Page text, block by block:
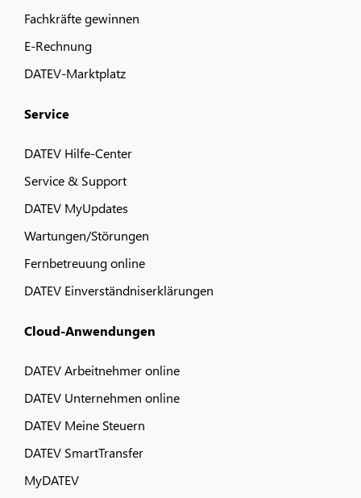
Fachkräfte gewinnen
E-Rechnung
DATEV-Marktplatz
Service
DATEV Hilfe-Center
Service & Support
DATEV MyUpdates
Wartungen/Störungen
Fernbetreuung online
DATEV Einverständniserklärungen
Cloud-Anwendungen
DATEV Arbeitnehmer online
DATEV Unternehmen online
DATEV Meine Steuern
DATEV SmartTransfer
MyDATEV